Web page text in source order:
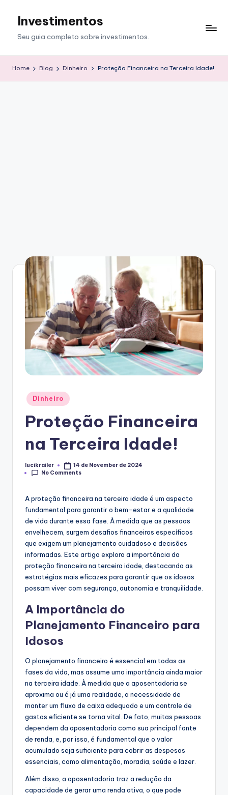
Investimentos
Seu guia completo sobre investimentos.
Home Blog Dinheiro Proteção Financeira na Terceira Idade!
Posted
in
Dinheiro
Proteção Financeira
na Terceira Idade!
Posted
by
lucikrailer
14 de November de 2024
No Comments
A proteção financeira na terceira idade é um aspecto
fundamental para garantir o bem-estar e a qualidade
de vida durante essa fase. À medida que as pessoas
envelhecem, surgem desafios financeiros específicos
que exigem um planejamento cuidadoso e decisões
informadas. Este artigo explora a importância da
proteção financeira na terceira idade, destacando as
estratégias mais eficazes para garantir que os idosos
possam viver com segurança, autonomia e tranquilidade.
A Importância do
Planejamento Financeiro para
Idosos
O planejamento financeiro é essencial em todas as
fases da vida, mas assume uma importância ainda maior
na terceira idade. À medida que a aposentadoria se
aproxima ou é já uma realidade, a necessidade de
manter um fluxo de caixa adequado e um controle de
gastos eficiente se torna vital. De fato, muitas pessoas
dependem da aposentadoria como sua principal fonte
de renda, e, por isso, é fundamental que o valor
acumulado seja suficiente para cobrir as despesas
essenciais, como alimentação, moradia, saúde e lazer.
Além disso, a aposentadoria traz a redução da
capacidade de gerar uma renda ativa, o que pode